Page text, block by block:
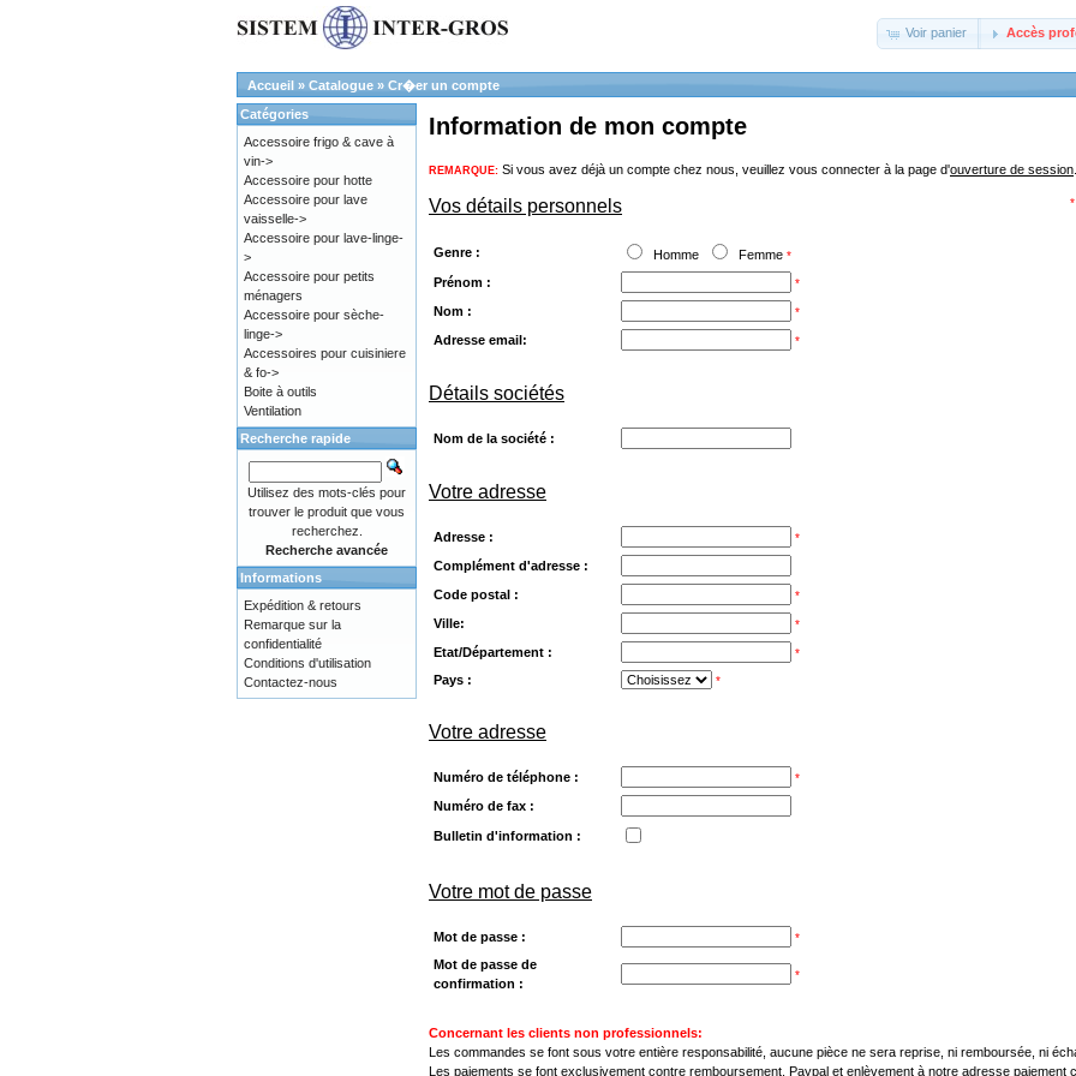
Voir panier Accès
Accueil » Catalogue » Cr�er un compte
Information de mon compte
REMARQUE: Si vous avez déjà un compte chez nous, veuillez vous connecter à la page d'ouverture de session
Vos détails personnels
Genre : Homme Femme *
Prénom : *
Nom : *
Adresse email: *
Détails sociétés
Nom de la société :
Votre adresse
Adresse : *
Complément d'adresse :
Code postal :
*
Ville: *
Etat/Département : *
Pays : *
Votre adresse
Numéro de téléphone : *
Numéro de fax :
Bulletin d'information :
Votre mot de passe
Mot de passe : *
Mot de passe de
confirmation :
*
Concernant les clients non professionnels:
Les commandes se font sous votre entière responsabilité, aucune pièce ne sera reprise, ni remboursée, ni
Les paiements se font exclusivement contre remboursement, Paypal et enlèvement à notre adresse paiement
Catégories
Accessoire frigo & cave à
vin->
Accessoire pour hotte
Accessoire pour lave
vaisselle->
Accessoire pour lave-linge-
>
Accessoire pour petits
ménagers
Accessoire pour sèche-
linge->
Accessoires pour cuisiniere
& fo->
Boite à outils
Ventilation
Recherche rapide
Utilisez des mots-clés pour
trouver le produit que vous
recherchez.
Recherche avancée
Informations
Expédition & retours
Remarque sur la
confidentialité
Conditions d'utilisation
Contactez-nous